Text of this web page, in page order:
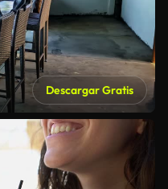
Descargar Gratis